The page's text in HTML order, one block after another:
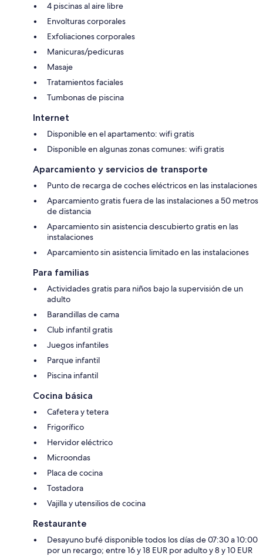
4 piscinas al aire libre
Envolturas corporales
Exfoliaciones corporales
Manicuras/pedicuras
Masaje
Tratamientos faciales
Tumbonas de piscina
Internet
Disponible en el apartamento: wifi gratis
Disponible en algunas zonas comunes: wifi gratis
Aparcamiento y servicios de transporte
Punto de recarga de coches eléctricos en las instalaciones
Aparcamiento gratis fuera de las instalaciones a 50 metros
de distancia
Aparcamiento sin asistencia descubierto gratis en las
instalaciones
Aparcamiento sin asistencia limitado en las instalaciones
Para familias
Actividades gratis para niños bajo la supervisión de un
adulto
Barandillas de cama
Club infantil gratis
Juegos infantiles
Parque infantil
Piscina infantil
Cocina básica
Cafetera y tetera
Frigorífico
Hervidor eléctrico
Microondas
Placa de cocina
Tostadora
Vajilla y utensilios de cocina
Restaurante
Desayuno bufé disponible todos los días de 07:30 a 10:00
por un recargo; entre 16 y 18 EUR por adulto y 8 y 10 EUR